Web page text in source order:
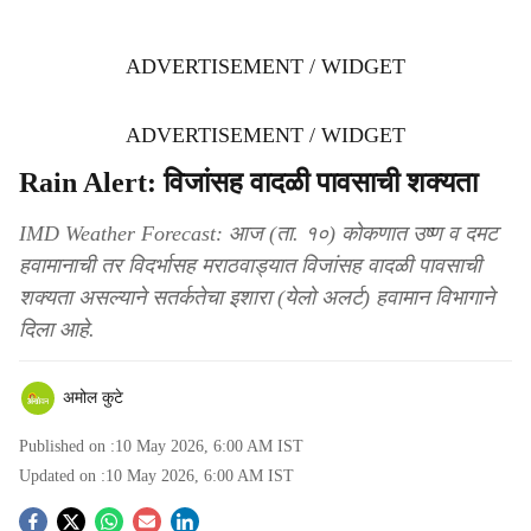
ADVERTISEMENT / WIDGET
ADVERTISEMENT / WIDGET
Rain Alert: विजांसह वादळी पावसाची शक्यता
IMD Weather Forecast: आज (ता. १०) कोकणात उष्ण व दमट
हवामानाची तर विदर्भासह मराठवाड्यात विजांसह वादळी पावसाची
शक्यता असल्याने सतर्कतेचा इशारा (येलो अलर्ट) हवामान विभागाने
दिला आहे.
अमोल कुटे
Published on :10 May 2026, 6:00 AM IST
Updated on :10 May 2026, 6:00 AM IST